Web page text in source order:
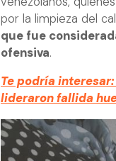
por la limpieza del
que fue
ofensiva.
Te podría
lideraron fallida